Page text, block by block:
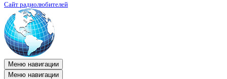
Сайт радиолюбителей
Меню навигации
Меню навигации